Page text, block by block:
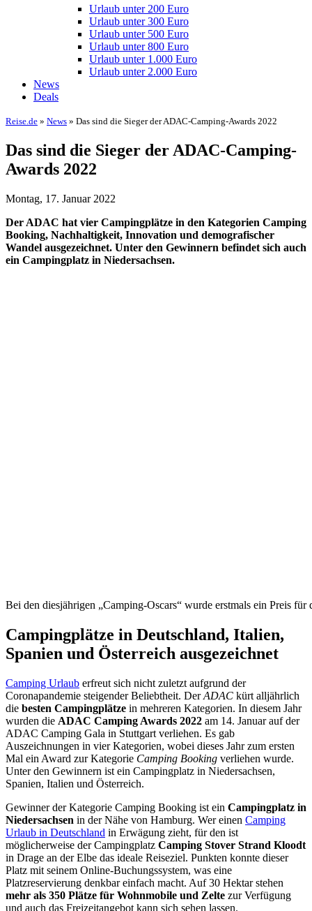
Urlaub unter 200 Euro
Urlaub unter 300 Euro
Urlaub unter 500 Euro
Urlaub unter 800 Euro
Urlaub unter 1.000 Euro
Urlaub unter 2.000 Euro
News
Deals
Reise.de » News » Das sind die Sieger der ADAC-Camping-Awards 2022
Das sind die Sieger der ADAC-Camping-
Awards 2022
Montag, 17. Januar 2022
Der ADAC hat vier Campingplätze in den Kategorien Camping
Booking, Nachhaltigkeit, Innovation und demografischer
Wandel ausgezeichnet. Unter den Gewinnern befindet sich auch
ein Campingplatz in Niedersachsen.
Bei den diesjährigen „Camping-Oscars“ wurde erstmals ein Preis
Campingplätze in Deutschland, Italien,
Spanien und Österreich ausgezeichnet
Camping Urlaub erfreut sich nicht zuletzt aufgrund der
Coronapandemie steigender Beliebtheit. DerADAC kürt alljährlich
die besten Campingplätze in mehreren Kategorien. In diesem Jahr
wurden die ADAC Camping Awards 2022 am 14. Januar auf der
ADAC Camping Gala in Stuttgart verliehen. Es gab
Auszeichnungen in vier Kategorien, wobei dieses Jahr zum ersten
Mal ein Award zur Kategorie Camping Booking verliehen wurde.
Unter den Gewinnern ist ein Campingplatz in Niedersachsen,
Spanien, Italien und Österreich.
Gewinner der Kategorie Camping Booking ist ein Campingplatz in
Niedersachsen in der Nähe von Hamburg. Wer einen Camping
Urlaub in Deutschland in Erwägung zieht, für den ist
möglicherweise der Campingplatz Camping Stover Strand Kloodt
in Drage an der Elbe das ideale Reiseziel. Punkten konnte dieser
Platz mit seinem Online-Buchungssystem, was eine
Platzreservierung denkbar einfach macht. Auf 30 Hektar stehen
mehr als 350 Plätze für Wohnmobile und Zelte zur Verfügung
und auch das Freizeitangebot kann sich sehen lassen.